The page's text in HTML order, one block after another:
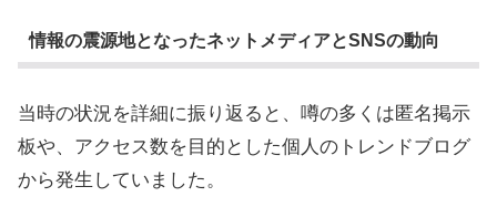
情報の震源地となったネットメディアとSNSの動向
当時の状況を詳細に振り返ると、噂の多くは匿名掲示
板や、アクセス数を目的とした個人のトレンドブログ
から発生していました。